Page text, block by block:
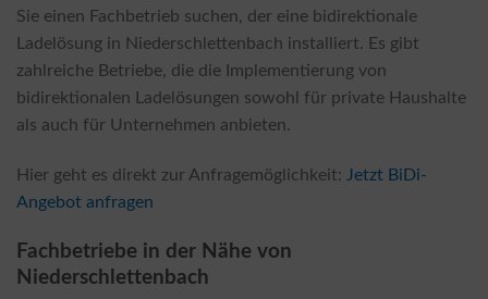
Sie einen Fachbetrieb suchen, der eine bidirektionale
Ladelösung in Niederschlettenbach installiert. Es gibt
zahlreiche Betriebe, die die Implementierung von
bidirektionalen Ladelösungen sowohl für private Haushalte
als auch für Unternehmen anbieten.
Hier geht es direkt zur Anfragemöglichkeit: Jetzt BiDi-
Angebot anfragen
Fachbetriebe in der Nähe von
Niederschlettenbach